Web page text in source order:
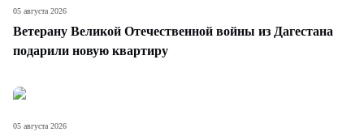
Ветерану Великой Отечественной войны из Дагестана
подарили новую квартиру
05 августа 2026
05 августа 2026